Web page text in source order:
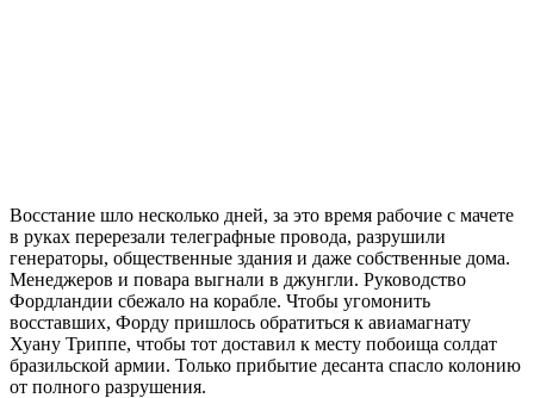
Восстание шло несколько дней, за это время рабочие с мачете
в руках перерезали телеграфные провода, разрушили
генераторы, общественные здания и даже собственные дома.
Менеджеров и повара выгнали в джунгли. Руководство
Фордландии сбежало на корабле. Чтобы угомонить
восставших, Форду пришлось обратиться к авиамагнату
Хуану Триппе, чтобы тот доставил к месту побоища солдат
бразильской армии. Только прибытие десанта спасло колонию
от полного разрушения.